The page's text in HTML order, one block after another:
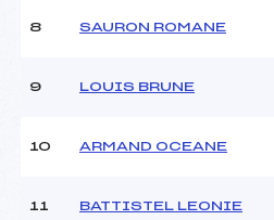
Ouvreurs D :
Météo :
Nombre de portes :
8 SAURON ROMANE
9 LOUIS BRUNE
10 ARMAND OCEANE
11 BATTISTEL LEONIE